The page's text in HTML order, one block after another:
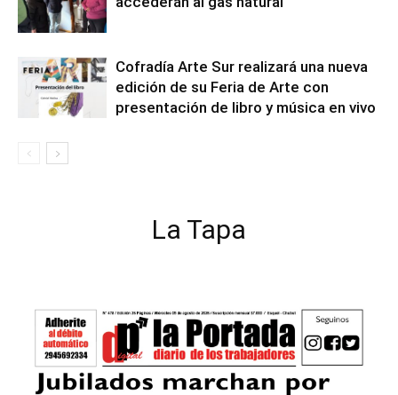
Cofradía Arte Sur realizará una nueva
edición de su Feria de Arte con
presentación de libro y música en vivo
La Tapa